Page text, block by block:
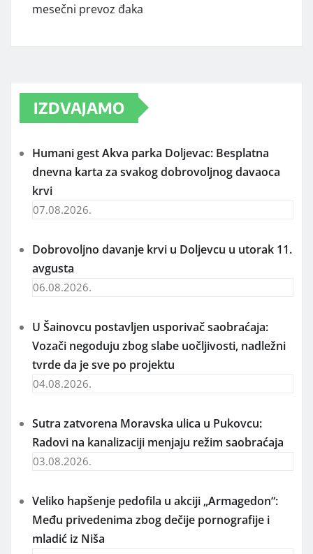
mesečni prevoz đaka
IZDVAJAMO
Humani gest Akva parka Doljevac: Besplatna
dnevna karta za svakog dobrovoljnog davaoca
krvi
07.08.2026.
Dobrovoljno davanje krvi u Doljevcu u utorak 11.
avgusta
06.08.2026.
U Šainovcu postavljen usporivač saobraćaja:
Vozači negoduju zbog slabe uočljivosti, nadležni
tvrde da je sve po projektu
04.08.2026.
Sutra zatvorena Moravska ulica u Pukovcu:
Radovi na kanalizaciji menjaju režim saobraćaja
03.08.2026.
Veliko hapšenje pedofila u akciji „Armagedon“:
Među privedenima zbog dečije pornografije i
mladić iz Niša